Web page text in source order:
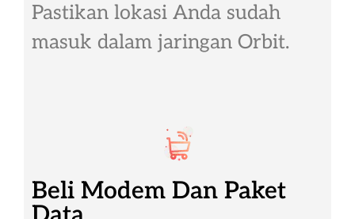
Pastikan lokasi Anda sudah
masuk dalam jaringan Orbit.
Beli Modem Dan Paket